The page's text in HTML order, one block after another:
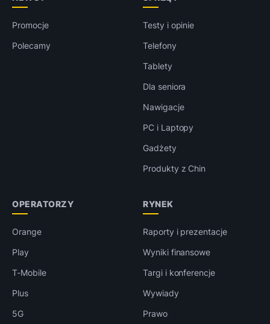
Promocje
Polecamy
Testy i opinie
Telefony
Tablety
Dla seniora
Nawigacje
PC i Laptopy
Gadżety
Produkty z Chin
OPERATORZY
Orange
Play
T-Mobile
Plus
5G
RYNEK
Raporty i prezentacje
Wyniki finansowe
Targi i konferencje
Wywiady
Prawo